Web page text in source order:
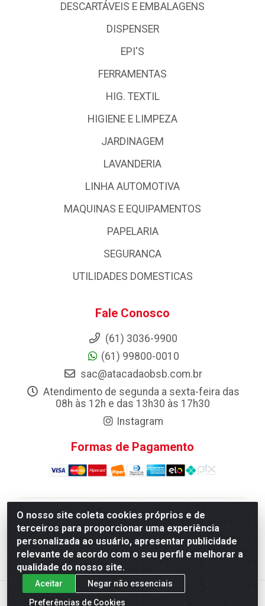
O nosso site coleta cookies próprios e de
terceiros para proporcionar uma experiência
personalizada ao usuário, apresentar publicidade
relevante de acordo com o seu perfil e melhorar a
qualidade do nosso site.
Aceitar
Negar não essenciais
Preferências de Cookies
DESCARTÁVEIS E EMBALAGENS
DISPENSER
EPI'S
FERRAMENTAS
HIG. TEXTIL
HIGIENE E LIMPEZA
JARDINAGEM
LAVANDERIA
LINHA AUTOMOTIVA
MAQUINAS E EQUIPAMENTOS
PAPELARIA
SEGURANCA
UTILIDADES DOMESTICAS
Fale Conosco
(61) 3036-9900
(61) 99800-0010
sac@atacadaobsb.com.br
Atendimento de segunda a sexta-feira das
08h às 12h e das 13h30 às 17h30
Instagram
Formas de Pagamento
Atacadao da Limpeza F. Pereira Queiroz Comercio e
Distribuicao LTDA - Quadra Qi 10 Lotes 39 e, 41 - Setor
Industrial (Taguatinga), Brasília/DF - CEP 72.135-100 -
CNPJ 13.184.675/0001-80